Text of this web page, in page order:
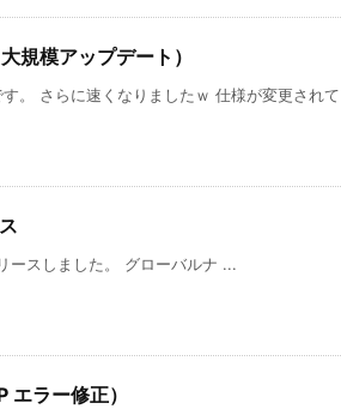
規模アップデート）
。 さらに速くなりましたｗ 仕様が変更され
スしました。 グローバルナ ...
ラー修正）